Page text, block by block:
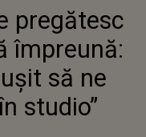
SĂ LANSEZE O
„ÎN SFÂRȘIT
SĂ NE
ȘI ÎN STUDIO”
pregătesc
împreună:
să ne
studio”